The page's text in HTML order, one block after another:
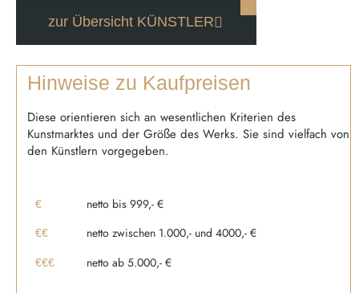
zur Übersicht KÜNSTLER
Hinweise zu Kaufpreisen
Diese orientieren sich an wesentlichen Kriterien des
Kunstmarktes und der Größe des Werks. Sie sind vielfach von
den Künstlern vorgegeben.
€
€€
€€€
netto bis 999,- €
netto zwischen 1.000,- und 4000,- €
netto ab 5.000,- €